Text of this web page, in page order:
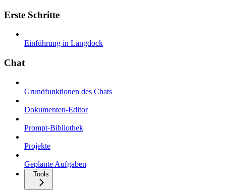
Erste Schritte
Einführung in Langdock
Chat
Grundfunktionen des Chats
Dokumenten-Editor
Prompt-Bibliothek
Projekte
Geplante Aufgaben
Tools